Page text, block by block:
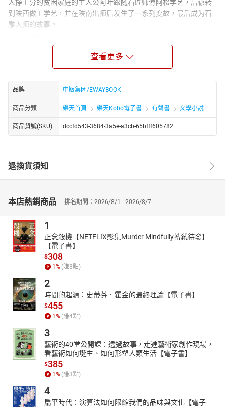
人挣工分的贫困家庭的主人公阿叶跟随石匠师傅阿松学艺，后辗转
到陕西做工学艺，并在陕南出师后发生了一系列变故，最后成为石
雕大师的故事。
周双付，浙江泰顺人，教师出身。短篇《叶归叶，尘归尘》以家乡
石匠家庭为原型，写贫困兄弟在雷雨中救人自救，文字质朴，被誉
查看更多
品牌 中版集团/EWAYBOOK
商品分類 樂天首頁 樂天Kobo電子書 有聲書 文學小說
商品貨號(SKU) dccfd543-3684-3a5e-a3cb-65bfff605782
退換貨須知
本店熱銷商品 排名期間：2026/8/1 - 2026/8/7
1
正念殺機【NETFLIX影集Murder Mindfully蓄弒待發】
【電子書】
$308
1 % (賺3點)
2
時間的起源：史蒂芬．霍金的最終理論【電子書】
$455
1 % (賺4點)
3
藝術的40堂公開課：透過故事，走進藝術家創作現場，
看藝術如何誕生、如何形塑人類生活【電子書】
$385
1 % (賺3點)
4
扁平時代：演算法如何限縮我們的品味與文化【電子